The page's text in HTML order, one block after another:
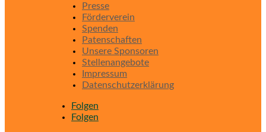
Presse
Förderverein
Spenden
Patenschaften
Unsere Sponsoren
Stellenangebote
Impressum
Datenschutzerklärung
Folgen
Folgen